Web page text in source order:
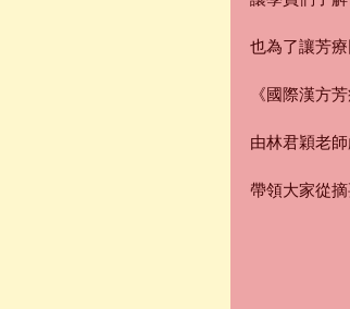
也為了讓芳
《國際漢方
由林君穎老
帶領大家從